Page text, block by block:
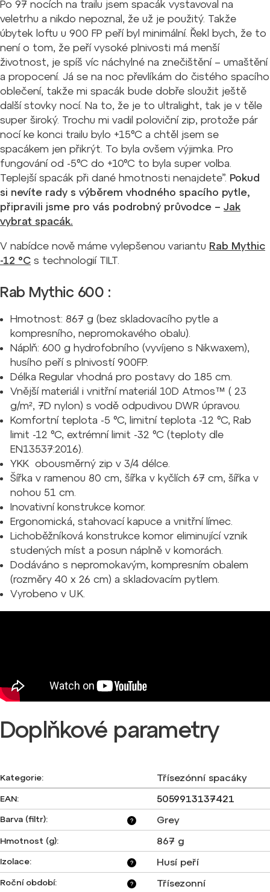
Po 97 nocích na trailu jsem spacák vystavoval na
veletrhu a nikdo nepoznal, že už je použitý. Takže
úbytek loftu u 900 FP peří byl minimální. Řekl bych, že to
není o tom, že peří vysoké plnivosti má menší
životnost, je spíš víc náchylné na znečištění – umaštění
a propocení. Já se na noc převlíkám do čistého spacího
oblečení, takže mi spacák bude dobře sloužit ještě
další stovky nocí. Na to, že je to ultralight, tak je v těle
super široký. Trochu mi vadil poloviční zip, protože pár
nocí ke konci trailu bylo +15°C a chtěl jsem se
spacákem jen přikrýt. To byla ovšem výjimka. Pro
fungování od -5°C do +10°C to byla super volba.
Teplejší spacák při dané hmotnosti nenajdete”. Pokud
si nevíte rady s výběrem vhodného spacího pytle,
připravili jsme pro vás podrobný průvodce – Jak
vybrat spacák.
V nabídce nově máme vylepšenou variantu Rab Mythic
-12 °C s technologií TILT.
Rab Mythic 600 :
Hmotnost: 867 g (bez skladovacího pytle a
kompresního, nepromokavého obalu).
Náplň: 600 g hydrofobního (vyvíjeno s Nikwaxem),
husího peří s plnivostí 900FP.
Délka Regular vhodná pro postavy do 185 cm.
Vnější materiál i vnitřní materiál 10D Atmos™ ( 23
g/m², 7D nylon) s vodě odpudivou DWR úpravou.
Komfortní teplota -5 °C, limitní teplota -12 °C, Rab
limit -12 °C, extrémní limit -32 °C (teploty dle
EN13537:2016).
YKK obousměrný zip v 3/4 délce.
Šířka v ramenou 80 cm, šířka v kyčlích 67 cm, šířka v
nohou 51 cm.
Inovativní konstrukce komor.
Ergonomická, stahovací kapuce a vnitřní límec.
Lichoběžníková konstrukce komor eliminující vznik
studených míst a posun náplně v komorách.
Dodáváno s nepromokavým, kompresním obalem
(rozměry 40 x 26 cm) a skladovacím pytlem.
Vyrobeno v U.K.
Doplňkové parametry
Kategorie: Třísezónní spacáky
EAN: 5059913137421
?
Barva (filtr): Grey
Hmotnost (g): 867 g
?
Izolace: Husí peří
?
Roční období: Třísezonní